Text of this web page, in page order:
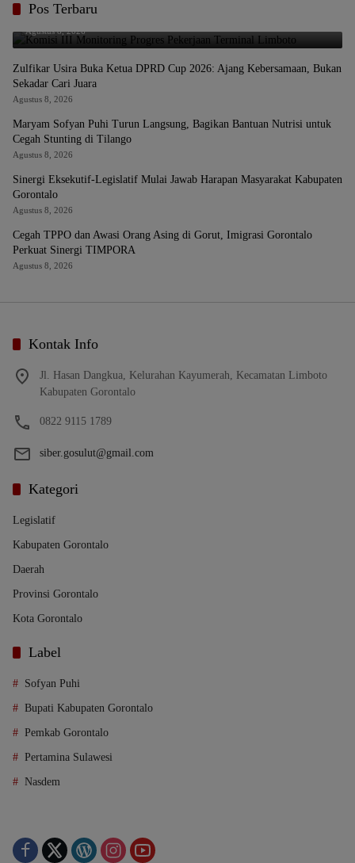
Pos Terbaru
Komisi III Monitoring Progres Pekerjaan Terminal Limboto
Agustus 8, 2026
Zulfikar Usira Buka Ketua DPRD Cup 2026: Ajang Kebersamaan, Bukan
Sekadar Cari Juara
Agustus 8, 2026
Maryam Sofyan Puhi Turun Langsung, Bagikan Bantuan Nutrisi untuk
Cegah Stunting di Tilango
Agustus 8, 2026
Sinergi Eksekutif-Legislatif Mulai Jawab Harapan Masyarakat Kabupaten
Gorontalo
Agustus 8, 2026
Cegah TPPO dan Awasi Orang Asing di Gorut, Imigrasi Gorontalo
Perkuat Sinergi TIMPORA
Agustus 8, 2026
Kontak Info
Jl. Hasan Dangkua, Kelurahan Kayumerah, Kecamatan Limboto
Kabupaten Gorontalo
0822 9115 1789
siber.gosulut@gmail.com
Kategori
Legislatif
Kabupaten Gorontalo
Daerah
Provinsi Gorontalo
Kota Gorontalo
Label
Sofyan Puhi
Bupati Kabupaten Gorontalo
Pemkab Gorontalo
Pertamina Sulawesi
Nasdem